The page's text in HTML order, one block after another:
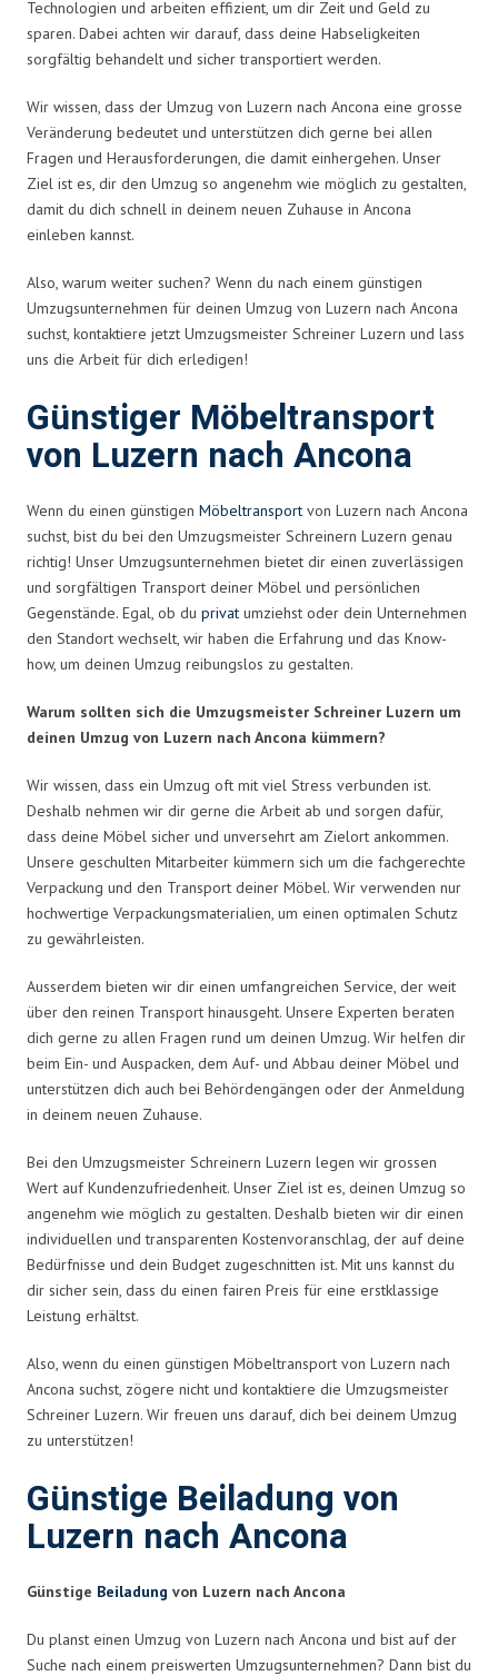
Technologien und arbeiten effizient, um dir Zeit und Geld zu
sparen. Dabei achten wir darauf, dass deine Habseligkeiten
sorgfältig behandelt und sicher transportiert werden.
Wir wissen, dass der Umzug von Luzern nach Ancona eine grosse
Veränderung bedeutet und unterstützen dich gerne bei allen
Fragen und Herausforderungen, die damit einhergehen. Unser
Ziel ist es, dir den Umzug so angenehm wie möglich zu gestalten,
damit du dich schnell in deinem neuen Zuhause in Ancona
einleben kannst.
Also, warum weiter suchen? Wenn du nach einem günstigen
Umzugsunternehmen für deinen Umzug von Luzern nach Ancona
suchst, kontaktiere jetzt Umzugsmeister Schreiner Luzern und lass
uns die Arbeit für dich erledigen!
Günstiger Möbeltransport
von Luzern nach Ancona
Wenn du einen günstigen Möbeltransport von Luzern nach Ancona
suchst, bist du bei den Umzugsmeister Schreinern Luzern genau
richtig! Unser Umzugsunternehmen bietet dir einen zuverlässigen
und sorgfältigen Transport deiner Möbel und persönlichen
Gegenstände. Egal, ob du privat umziehst oder dein Unternehmen
den Standort wechselt, wir haben die Erfahrung und das Know-
how, um deinen Umzug reibungslos zu gestalten.
Warum sollten sich die Umzugsmeister Schreiner Luzern um
deinen Umzug von Luzern nach Ancona kümmern?
Wir wissen, dass ein Umzug oft mit viel Stress verbunden ist.
Deshalb nehmen wir dir gerne die Arbeit ab und sorgen dafür,
dass deine Möbel sicher und unversehrt am Zielort ankommen.
Unsere geschulten Mitarbeiter kümmern sich um die fachgerechte
Verpackung und den Transport deiner Möbel. Wir verwenden nur
hochwertige Verpackungsmaterialien, um einen optimalen Schutz
zu gewährleisten.
Ausserdem bieten wir dir einen umfangreichen Service, der weit
über den reinen Transport hinausgeht. Unsere Experten beraten
dich gerne zu allen Fragen rund um deinen Umzug. Wir helfen dir
beim Ein- und Auspacken, dem Auf- und Abbau deiner Möbel und
unterstützen dich auch bei Behördengängen oder der Anmeldung
in deinem neuen Zuhause.
Bei den Umzugsmeister Schreinern Luzern legen wir grossen
Wert auf Kundenzufriedenheit. Unser Ziel ist es, deinen Umzug so
angenehm wie möglich zu gestalten. Deshalb bieten wir dir einen
individuellen und transparenten Kostenvoranschlag, der auf deine
Bedürfnisse und dein Budget zugeschnitten ist. Mit uns kannst du
dir sicher sein, dass du einen fairen Preis für eine erstklassige
Leistung erhältst.
Also, wenn du einen günstigen Möbeltransport von Luzern nach
Ancona suchst, zögere nicht und kontaktiere die Umzugsmeister
Schreiner Luzern. Wir freuen uns darauf, dich bei deinem Umzug
zu unterstützen!
Günstige Beiladung von
Luzern nach Ancona
Günstige Beiladung von Luzern nach Ancona
Du planst einen Umzug von Luzern nach Ancona und bist auf der
Suche nach einem preiswerten Umzugsunternehmen? Dann bist du